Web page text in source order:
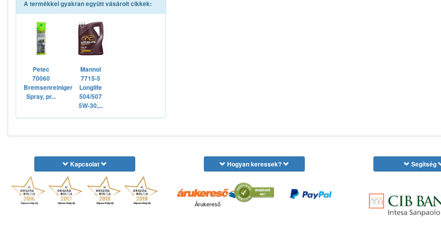
A termékkel gyakran együtt vásárolt cikkek:
Petec
70060
Bremsenreiniger
Spray, pr...
Mannol
7715-5
Longlife
504/507
5W-30,...
Kapcsolat Hogyan keressek? Segítség
Árukereső